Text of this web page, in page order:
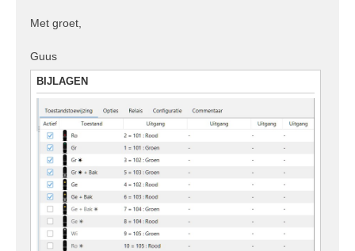
Met groet,
Guus
BIJLAGEN